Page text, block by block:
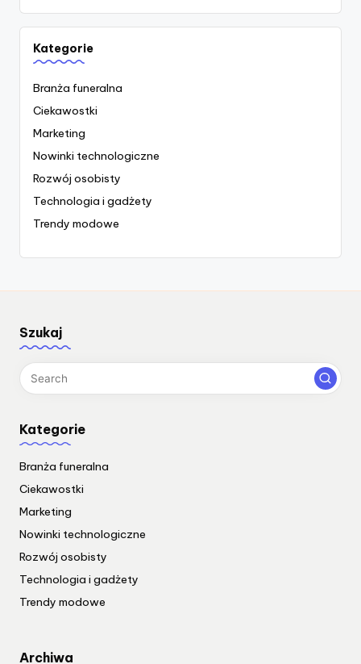
Kategorie
Branża funeralna
Ciekawostki
Marketing
Nowinki technologiczne
Rozwój osobisty
Technologia i gadżety
Trendy modowe
Szukaj
Kategorie
Branża funeralna
Ciekawostki
Marketing
Nowinki technologiczne
Rozwój osobisty
Technologia i gadżety
Trendy modowe
Archiwa